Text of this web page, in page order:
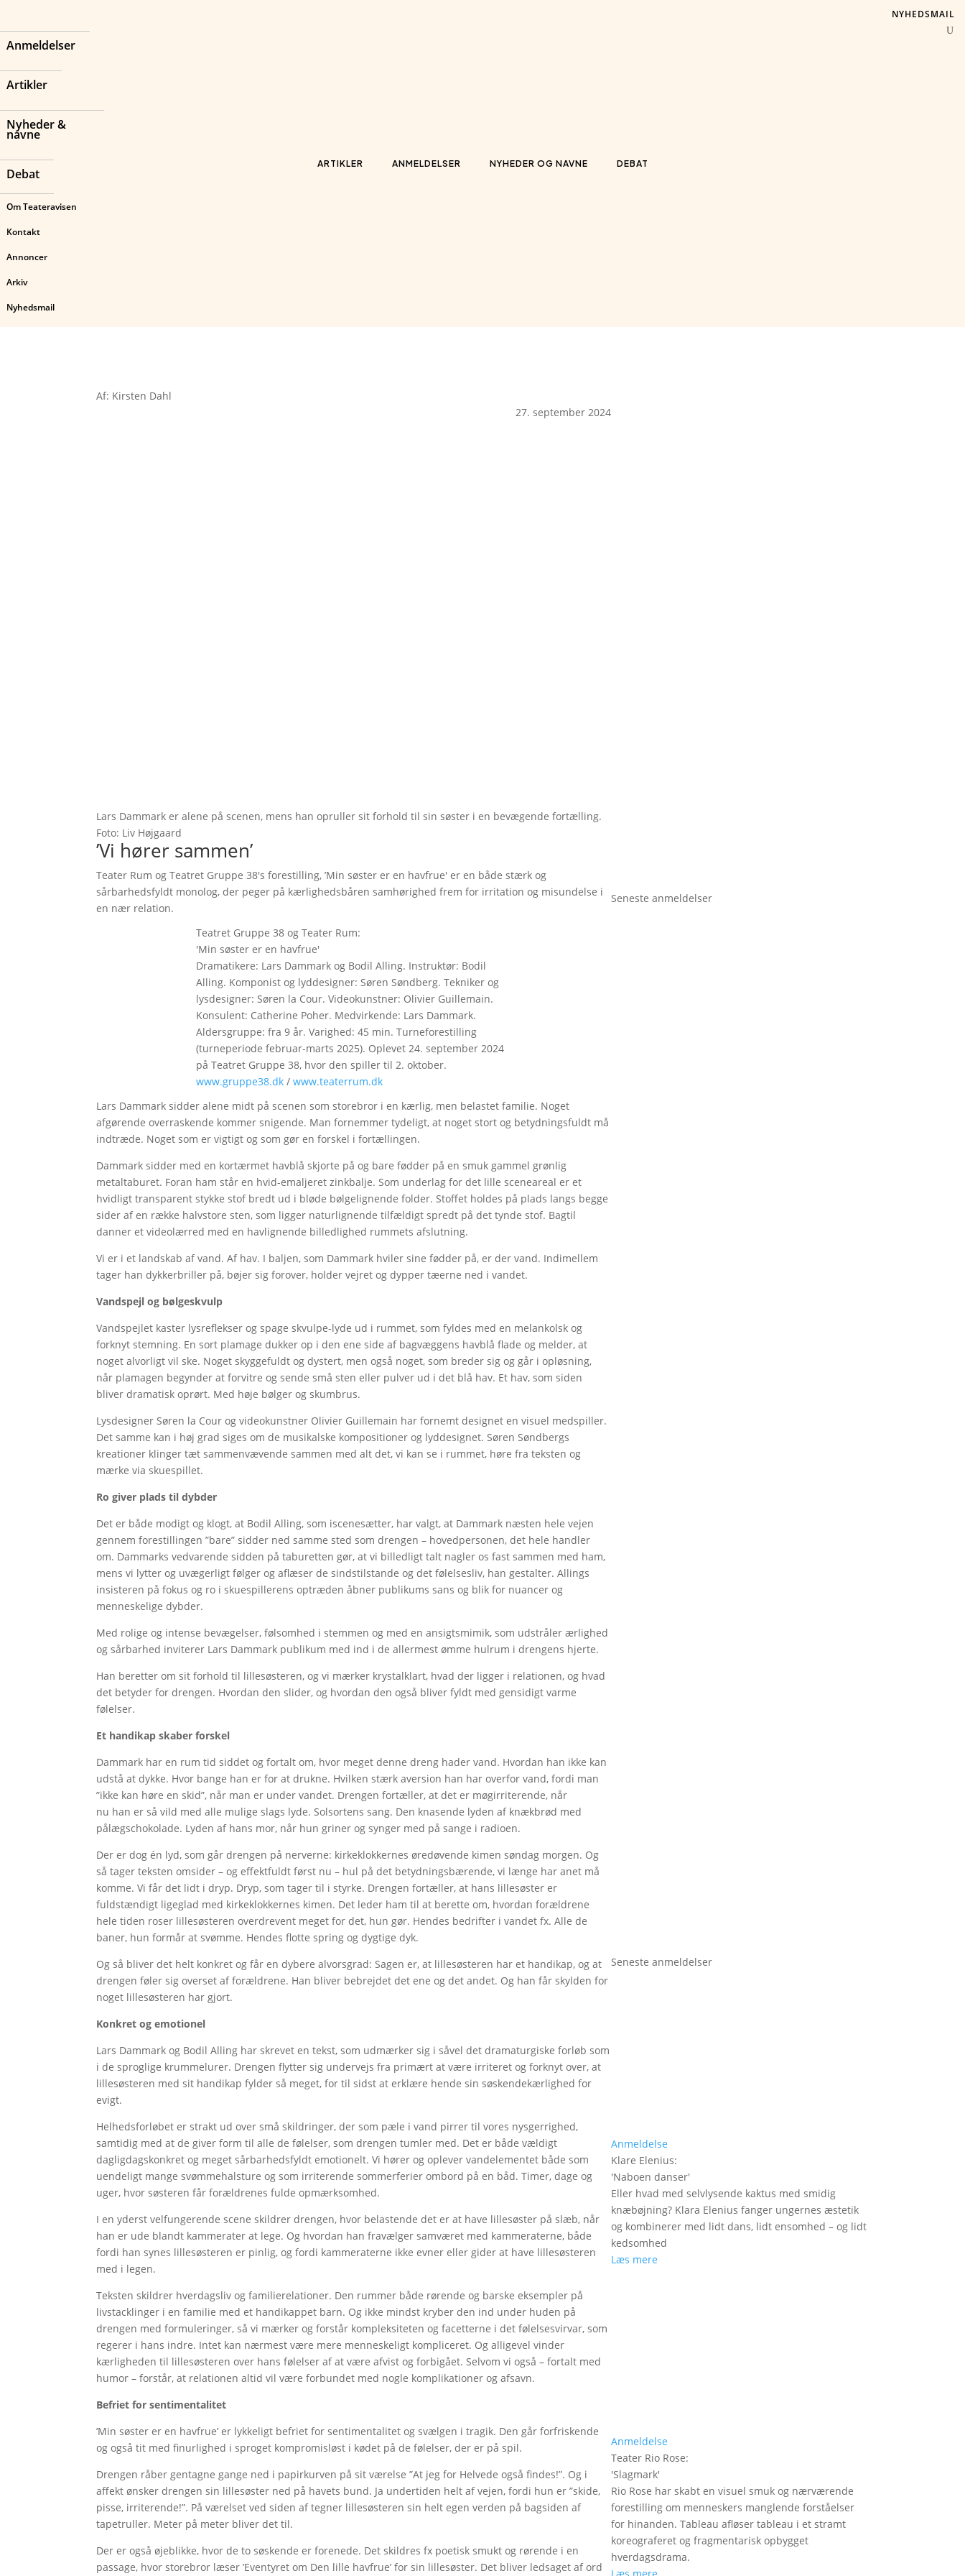
Anmeldelser
Artikler
Nyheder &
navne
Debat
Om Teateravisen
Kontakt
Annoncer
Arkiv
Nyhedsmail
ARTIKLER ANMELDELSER NYHEDER OG NAVNE DEBAT
NYHEDSMAIL
Af: Kirsten Dahl
27. september 2024
Lars Dammark er alene på scenen, mens han opruller sit forhold til sin søster i en bevægende fortælling.
Foto: Liv Højgaard
’Vi hører sammen’
Teater Rum og Teatret Gruppe 38's forestilling, ’Min søster er en havfrue' er en både stærk og
sårbarhedsfyldt monolog, der peger på kærlighedsbåren samhørighed frem for irritation og misundelse i
en nær relation.
Teatret Gruppe 38 og Teater Rum:
'Min søster er en havfrue'
Dramatikere: Lars Dammark og Bodil Alling. Instruktør: Bodil
Alling. Komponist og lyddesigner: Søren Søndberg. Tekniker og
lysdesigner: Søren la Cour. Videokunstner: Olivier Guillemain.
Konsulent: Catherine Poher. Medvirkende: Lars Dammark.
Aldersgruppe: fra 9 år. Varighed: 45 min. Turneforestilling
(turneperiode februar-marts 2025). Oplevet 24. september 2024
på Teatret Gruppe 38, hvor den spiller til 2. oktober.
www.gruppe38.dk/ www.teaterrum.dk
Lars Dammark sidder alene midt på scenen som storebror i en kærlig, men belastet familie. Noget
afgørende overraskende kommer snigende. Man fornemmer tydeligt, at noget stort og betydningsfuldt må
indtræde. Noget som er vigtigt og som gør en forskel i fortællingen.
Dammark sidder med en kortærmet havblå skjorte på og bare fødder på en smuk gammel grønlig
metaltaburet. Foran ham står en hvid-emaljeret zinkbalje. Som underlag for det lille sceneareal er et
hvidligt transparent stykke stof bredt ud i bløde bølgelignende folder. Stoffet holdes på plads langs begge
sider af en række halvstore sten, som ligger naturlignende tilfældigt spredt på det tynde stof. Bagtil
danner et videolærred med en havlignende billedlighed rummets afslutning.
Vi er i et landskab af vand. Af hav. I baljen, som Dammark hviler sine fødder på, er der vand. Indimellem
tager han dykkerbriller på, bøjer sig forover, holder vejret og dypper tæerne ned i vandet.
Vandspejl og bølgeskvulp
Vandspejlet kaster lysreflekser og spage skvulpe-lyde ud i rummet, som fyldes med en melankolsk og
forknyt stemning. En sort plamage dukker op i den ene side af bagvæggens havblå flade og melder, at
noget alvorligt vil ske. Noget skyggefuldt og dystert, men også noget, som breder sig og går i opløsning,
når plamagen begynder at forvitre og sende små sten eller pulver ud i det blå hav. Et hav, som siden
bliver dramatisk oprørt. Med høje bølger og skumbrus.
Lysdesigner Søren la Cour og videokunstner Olivier Guillemain har fornemt designet en visuel medspiller.
Det samme kan i høj grad siges om de musikalske kompositioner og lyddesignet. Søren Søndbergs
kreationer klinger tæt sammenvævende sammen med alt det, vi kan se i rummet, høre fra teksten og
mærke via skuespillet.
Ro giver plads til dybder
Det er både modigt og klogt, at Bodil Alling, som iscenesætter, har valgt, at Dammark næsten hele vejen
gennem forestillingen ”bare” sidder ned samme sted som drengen – hovedpersonen, det hele handler
om. Dammarks vedvarende sidden på taburetten gør, at vi billedligt talt nagler os fast sammen med ham,
mens vi lytter og uvægerligt følger og aflæser de sindstilstande og det følelsesliv, han gestalter. Allings
insisteren på fokus og ro i skuespillerens optræden åbner publikums sans og blik for nuancer og
menneskelige dybder.
Med rolige og intense bevægelser, følsomhed i stemmen og med en ansigtsmimik, som udstråler ærlighed
og sårbarhed inviterer Lars Dammark publikum med ind i de allermest ømme hulrum i drengens hjerte.
Han beretter om sit forhold til lillesøsteren, og vi mærker krystalklart, hvad der ligger i relationen, og hvad
det betyder for drengen. Hvordan den slider, og hvordan den også bliver fyldt med gensidigt varme
følelser.
Et handikap skaber forskel
Dammark har en rum tid siddet og fortalt om, hvor meget denne dreng hader vand. Hvordan han ikke kan
udstå at dykke. Hvor bange han er for at drukne. Hvilken stærk aversion han har overfor vand, fordi man
”ikke kan høre en skid”, når man er under vandet. Drengen fortæller, at det er møgirriterende, når
nu han er så vild med alle mulige slags lyde. Solsortens sang. Den knasende lyden af knækbrød med
pålægschokolade. Lyden af hans mor, når hun griner og synger med på sange i radioen.
Der er dog én lyd, som går drengen på nerverne: kirkeklokkernes øredøvende kimen søndag morgen. Og
så tager teksten omsider – og effektfuldt først nu – hul på det betydningsbærende, vi længe har anet må
komme. Vi får det lidt i dryp. Dryp, som tager til i styrke. Drengen fortæller, at hans lillesøster er
fuldstændigt ligeglad med kirkeklokkernes kimen. Det leder ham til at berette om, hvordan forældrene
hele tiden roser lillesøsteren overdrevent meget for det, hun gør. Hendes bedrifter i vandet fx. Alle de
baner, hun formår at svømme. Hendes flotte spring og dygtige dyk.
Og så bliver det helt konkret og får en dybere alvorsgrad: Sagen er, at lillesøsteren har et handikap, og at
drengen føler sig overset af forældrene. Han bliver bebrejdet det ene og det andet. Og han får skylden for
noget lillesøsteren har gjort.
Konkret og emotionel
Lars Dammark og Bodil Alling har skrevet en tekst, som udmærker sig i såvel det dramaturgiske forløb som
i de sproglige krummelurer. Drengen flytter sig undervejs fra primært at være irriteret og forknyt over, at
lillesøsteren med sit handikap fylder så meget, for til sidst at erklære hende sin søskendekærlighed for
evigt.
Helhedsforløbet er strakt ud over små skildringer, der som pæle i vand pirrer til vores nysgerrighed,
samtidig med at de giver form til alle de følelser, som drengen tumler med. Det er både vældigt
dagligdagskonkret og meget sårbarhedsfyldt emotionelt. Vi hører og oplever vandelementet både som
uendeligt mange svømmehalsture og som irriterende sommerferier ombord på en båd. Timer, dage og
uger, hvor søsteren får forældrenes fulde opmærksomhed.
I en yderst velfungerende scene skildrer drengen, hvor belastende det er at have lillesøster på slæb, når
han er ude blandt kammerater at lege. Og hvordan han fravælger samværet med kammeraterne, både
fordi han synes lillesøsteren er pinlig, og fordi kammeraterne ikke evner eller gider at have lillesøsteren
med i legen.
Teksten skildrer hverdagsliv og familierelationer. Den rummer både rørende og barske eksempler på
livstacklinger i en familie med et handikappet barn. Og ikke mindst kryber den ind under huden på
drengen med formuleringer, så vi mærker og forstår kompleksiteten og facetterne i det følelsesvirvar, som
regerer i hans indre. Intet kan nærmest være mere menneskeligt kompliceret. Og alligevel vinder
kærligheden til lillesøsteren over hans følelser af at være afvist og forbigået. Selvom vi også – fortalt med
humor – forstår, at relationen altid vil være forbundet med nogle komplikationer og afsavn.
Befriet for sentimentalitet
’Min søster er en havfrue’ er lykkeligt befriet for sentimentalitet og svælgen i tragik. Den går forfriskende
og også tit med finurlighed i sproget kompromisløst i kødet på de følelser, der er på spil.
Drengen råber gentagne gange ned i papirkurven på sit værelse ”At jeg for Helvede også findes!”. Og i
affekt ønsker drengen sin lillesøster ned på havets bund. Ja undertiden helt af vejen, fordi hun er ”skide,
pisse, irriterende!”. På værelset ved siden af tegner lillesøsteren sin helt egen verden på bagsiden af
tapetruller. Meter på meter bliver det til.
Der er også øjeblikke, hvor de to søskende er forenede. Det skildres fx poetisk smukt og rørende i en
passage, hvor storebror læser ’Eventyret om Den lille havfrue’ for sin lillesøster. Det bliver ledsaget af ord
Seneste anmeldelser
Seneste anmeldelser
Anmeldelse
Klare Elenius:
'Naboen danser'
Eller hvad med selvlysende kaktus med smidig
knæbøjning? Klara Elenius fanger ungernes æstetik
og kombinerer med lidt dans, lidt ensomhed – og lidt
kedsomhed
Læs mere
Anmeldelse
Teater Rio Rose:
'Slagmark'
Rio Rose har skabt en visuel smuk og nærværende
forestilling om menneskers manglende forståelser
for hinanden. Tableau afløser tableau i et stramt
koreograferet og fragmentarisk opbygget
hverdagsdrama.